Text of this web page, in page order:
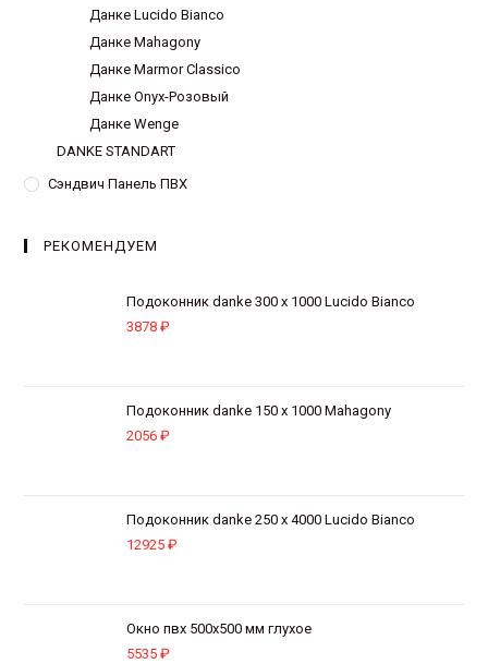
Данке Lucido Bianco
Данке Mahagony
Данке Marmor Classico
Данке Onyx-Розовый
Данке Wenge
DANKE STANDART
Сэндвич Панель ПВХ
РЕКОМЕНДУЕМ
Подоконник danke 300 х 1000 Lucido Bianco
3878₽
Подоконник danke 150 х 1000 Mahagony
2056₽
Подоконник danke 250 х 4000 Lucido Bianco
12925₽
Окно пвх 500х500 мм глухое
5535₽